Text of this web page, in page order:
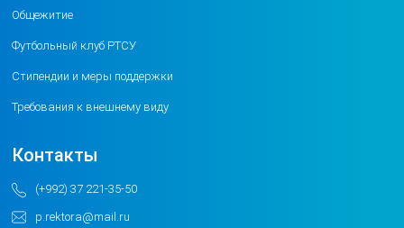
Общежитие
Футбольный клуб РТСУ
Стипендии и меры поддержки
Требования к внешнему виду
Контакты
(+992) 37 221-35-50
p.rektora@mail.ru